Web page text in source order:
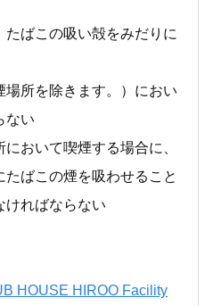
たばこの吸い殻をみだりに
場所を除きます。）におい
ない
おいて喫煙する場合に、
ばこの煙を吸わせること
ければならない
HOUSE HIROO Facility